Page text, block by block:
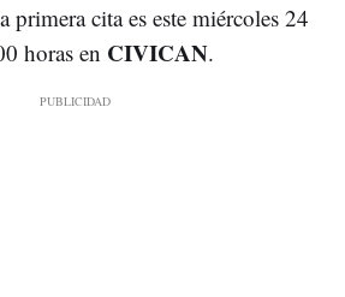
primera cita es este miércoles 24
horas en CIVICAN.